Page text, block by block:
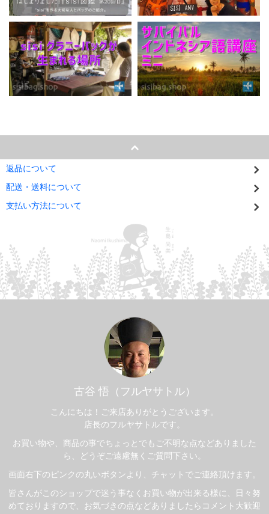
返品について
配送・送料について
支払い方法について
古谷 悟（フルヤサトル）
こんにちは！ご来店ありがとうございます。
店長のフルヤサトルです。
お買い物や、商品の事でちょっとでもご不明な点などありました
ら、どうぞご遠慮無くご質問下さい。
画面右下のピンクの丸いボタンより、チャットでご連絡頂けます。
皆さんがこのショップで迷う事なくお買い物が出来る様に、日々努
めておりますので、お気づきの点などありましたらコメント大歓迎